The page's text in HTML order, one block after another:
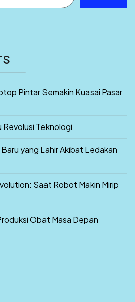
Pintar Semakin Kuasai Pasar
Teknologi
yang Lahir Akibat Ledakan
Saat Robot Makin Mirip
Obat Masa Depan